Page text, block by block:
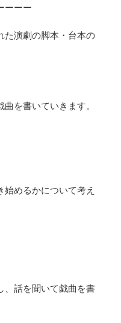
ーーー
た演劇の脚本・台本の
を書いていきます。
めるかについて考え
、話を聞いて戯曲を書